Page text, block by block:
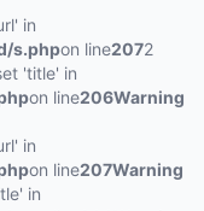
in
s.phpon line2072
'title' in
on line206Warning
in
on line207Warning
in